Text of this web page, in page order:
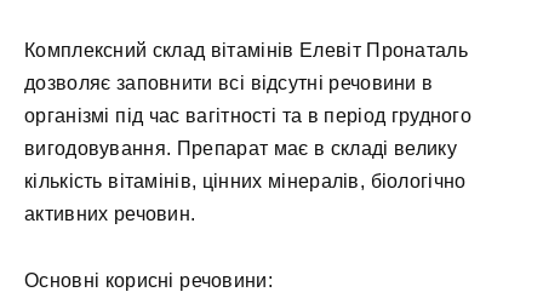
Комплексний склад вітамінів Елевіт Пронаталь
дозволяє заповнити всі відсутні речовини в
організмі під час вагітності та в період грудного
вигодовування. Препарат має в складі велику
кількість вітамінів, цінних мінералів, біологічно
активних речовин.
Основні корисні речовини: